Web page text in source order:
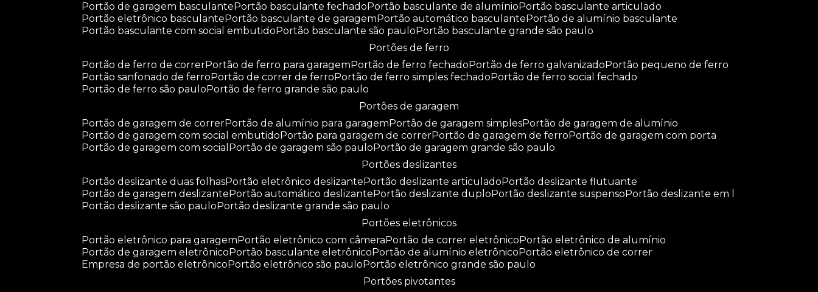
portão de garagem basculante
portão basculante fechado portão basculante de alumínio
portão basculante articulado
portão eletrônico basculante
portão basculante de garagem portão automático basculante
portão de alumínio basculante
portão basculante com social embutido
portão basculante são paulo
portão basculante grande são paulo
portões de ferro
portão de ferro de correr
portão de ferro para garagem portão de ferro fechado portão de ferro galvanizado
portão pequeno de ferro
portão sanfonado de ferro
portão de correr de ferro portão de ferro simples fechado
portão de ferro social fechado
portão de ferro são paulo
portão de ferro grande são paulo
portões de garagem
portão de garagem de correr
portão de alumínio para garagem portão de garagem simples
portão de garagem de alumínio
portão de garagem com social embutido
portão para garagem de correr portão de garagem de ferro
portão de garagem com porta
portão de garagem com social
portão de garagem são paulo
portão de garagem grande são paulo
portões deslizantes
portão deslizante duas folhas
portão eletrônico deslizante portão deslizante articulado
portão deslizante flutuante
portão de garagem deslizante
portão automático deslizante portão deslizante duplo portão deslizante suspenso
portão deslizante em l
portão deslizante são paulo
portão deslizante grande são paulo
portões eletrônicos
portão eletrônico para garagem
portão eletrônico com câmera portão de correr eletrônico
portão eletrônico de alumínio
portão de garagem eletrônico
portão basculante eletrônico portão de alumínio eletrônico
portão eletrônico de correr
empresa de portão eletrônico
portão eletrônico são paulo
portão eletrônico grande são paulo
portões pivotantes